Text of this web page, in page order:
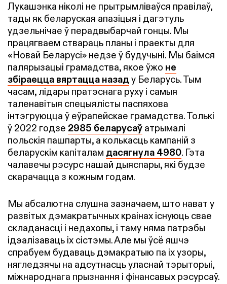
Лукашэнка ніколі не прытрымліваўся правілаў,
тады як беларуская апазіцыя і дагэтуль
удзельнічае ў перадвыбарчай гонцы. Мы
працягваем ствараць планы і праекты для
«Новай Беларусі» недзе ў будучыні. Мы баімся
палярызацыі грамадства, якое ўжо не
збіраецца вяртацца назаду Беларусь. Тым
часам, лідары пратэснага руху і самыя
таленавітыя спецыялісты паспяхова
інтэгруюцца ў еўрапейскае грамадства. Толькі
ў 2022 годзе 2985 беларусаў атрымалі
польскія пашпарты, а колькасць кампаній з
беларускім капіталам дасягнула 4980. Гэта
чалавечы рэсурс нашай дыяспары, які будзе
скарачацца з кожным годам.
Мы абсалютна слушна зазначаем, што нават у
развітых дэмакратычных краінах існуюць свае
складанасці і недахопы, і таму няма патрэбы
ідэалізаваць іх сістэмы. Але мы ўсё яшчэ
спрабуем будаваць дэмакратыю па іх узоры,
нягледзячы на адсутнасць уласнай тэрыторыі,
міжнароднага прызнання і фінансавых рэсурсаў.